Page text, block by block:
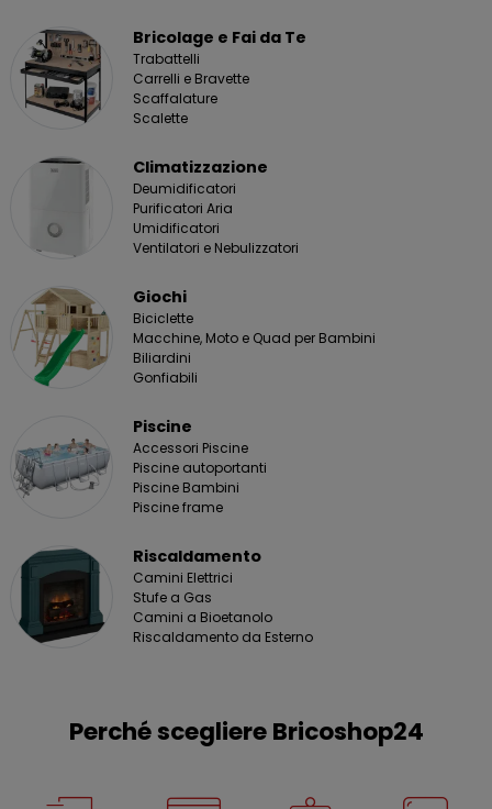
Bricolage e Fai da Te
Trabattelli
Carrelli e Bravette
Scaffalature
Scalette
Climatizzazione
Deumidificatori
Purificatori Aria
Umidificatori
Ventilatori e Nebulizzatori
Giochi
Biciclette
Macchine, Moto e Quad per Bambini
Biliardini
Gonfiabili
Piscine
Accessori Piscine
Piscine autoportanti
Piscine Bambini
Piscine frame
Riscaldamento
Camini Elettrici
Stufe a Gas
Camini a Bioetanolo
Riscaldamento da Esterno
Perché scegliere Bricoshop24